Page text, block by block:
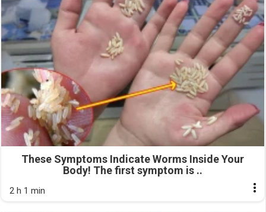
These Symptoms Indicate Worms Inside Your
Body! The first symptom is ..
2 h 1 min